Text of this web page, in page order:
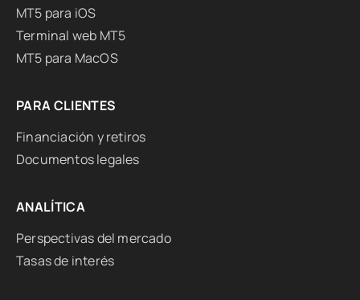
MT5 para iOS
Terminal web MT5
MT5 para MacOS
PARA CLIENTES
Financiación y retiros
Documentos legales
ANALÍTICA
Perspectivas del mercado
Tasas de interés